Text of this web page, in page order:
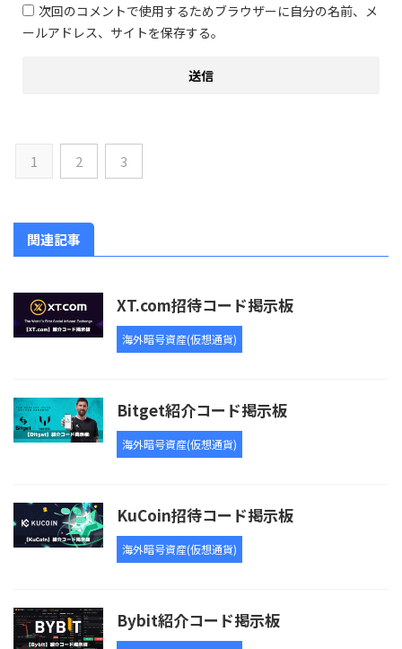
次回のコメントで使用するためブラウザーに自分の名前、メ
ールアドレス、サイトを保存する。
1 2 3
関連記事
XT.com招待コード掲示板
海外暗号資産(仮想通貨)
Bitget紹介コード掲示板
海外暗号資産(仮想通貨)
KuCoin招待コード掲示板
海外暗号資産(仮想通貨)
Bybit紹介コード掲示板